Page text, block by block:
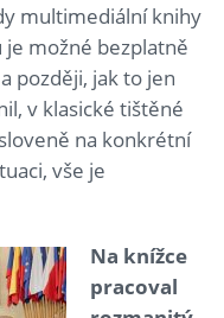
multimediální knihy
možné bezplatně
později, jak to jen
v klasické tištěné
na konkrétní
vše je
Na knížce
pracoval